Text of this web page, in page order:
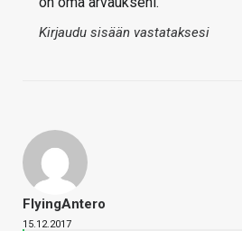
Kirjaudu sisään vastataksesi
FlyingAntero
15.12.2017